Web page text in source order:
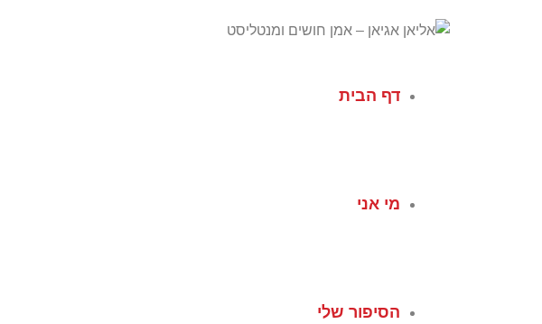
דף הבית
מי אני
הסיפור שלי